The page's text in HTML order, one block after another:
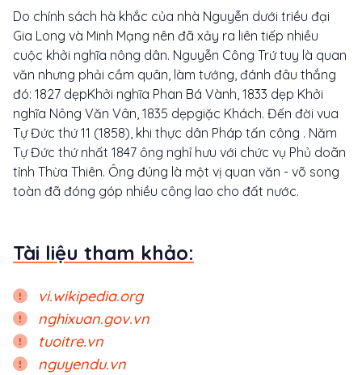
Do chính sách hà khắc của nhà Nguyễn dưới triều đại
Gia Long và Minh Mạng nên đã xảy ra liên tiếp nhiều
cuộc khởi nghĩa nông dân. Nguyễn Công Trứ tuy là quan
văn nhưng phải cầm quân, làm tướng, đánh đâu thắng
đó: 1827 dẹpKhởi nghĩa Phan Bá Vành, 1833 dẹp Khởi
nghĩa Nông Văn Vân, 1835 dẹpgiặc Khách. Đến đời vua
Tự Đức thứ 11 (1858), khi thực dân Pháp tấn công . Năm
Tự Đức thứ nhất 1847 ông nghỉ hưu với chức vụ Phủ doãn
tỉnh Thừa Thiên. Ông đúng là một vị quan văn - võ song
toàn đã đóng góp nhiều công lao cho đất nước.
Tài liệu tham khảo:
vi.wikipedia.org
nghixuan.gov.vn
tuoitre.vn
nguyendu.vn